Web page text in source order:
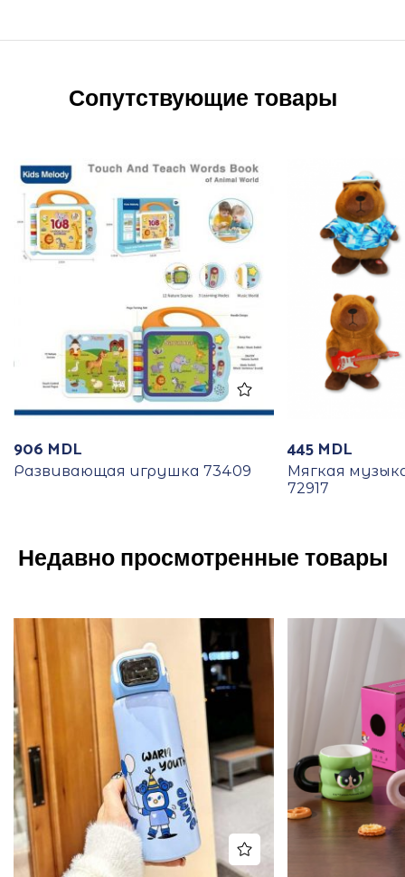
Сопутствующие товары
906 MDL
Развивающая игрушка 73409
445 MDL
Мягкая
72917
Недавно просмотренные товары